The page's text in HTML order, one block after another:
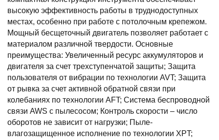
высокую эффективность работы в труднодоступных
местах, особенно при работе с потолочным крепежом.
Мощный бесщеточный двигатель позволяет работает с
материалом различной твердости. Основные
преимущества: Увеличенный ресурс аккумуляторов и
двигателя за счет трехступенчатой защиты; Защита
пользователя от вибрации по технологии AVT; Защита
от рывка за счет активной обратной связи при
колебаниях по технологии AFT; Система беспроводной
связи AWS с пылесосом; Контроль скорости – число
оборотов не зависит от нагрузки; Пыле-
влагозащищенное исполнение по технологии XPT;